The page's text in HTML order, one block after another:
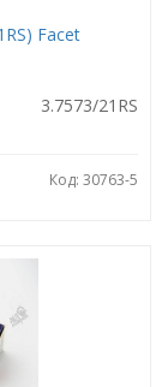
Facet
3.7573/21RS
Код: 30763-5